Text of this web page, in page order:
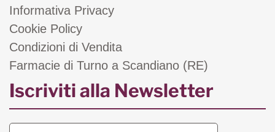
Informativa Privacy
Cookie Policy
Condizioni di Vendita
Farmacie di Turno a Scandiano (RE)
Iscriviti alla Newsletter